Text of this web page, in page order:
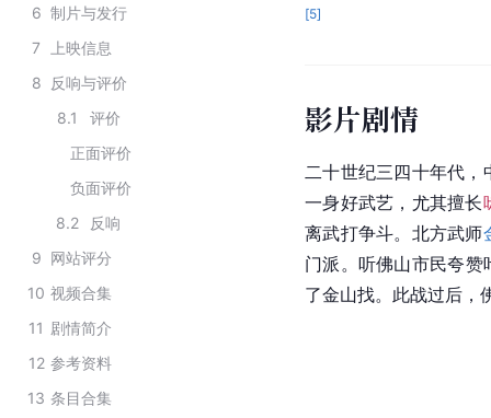
6 制片与发行
7
上映信息
8
反响与评价
8.1
评价
正面评价
负面评价
8.2
反响
9 网站评分
10 视频合集
11 剧情简介
12 参考资料
13 条目合集
[5]
影片剧情
二十世纪三四十年代
一身好武艺 ，尤其擅长
离武打争斗。北方武师
门派。听佛山市民夸
了金山找。此战过后，